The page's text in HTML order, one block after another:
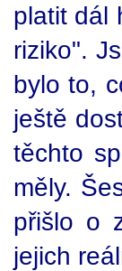
platit dál
riziko".
bylo to,
ještě
těchto
měly.
přišlo o
jejich